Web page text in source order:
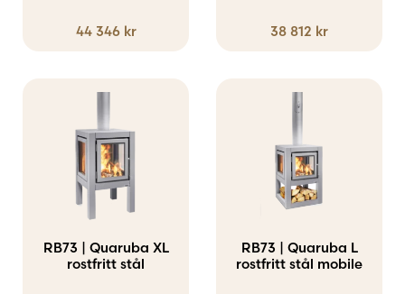
44 346 kr 38 812 kr
RB73 | Quaruba XL
rostfritt stål
RB73 | Quaruba L
rostfritt stål mobile